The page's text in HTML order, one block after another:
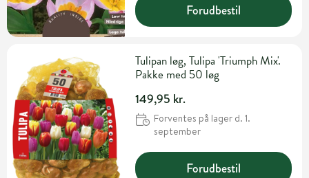
Forudbestil
Tulipan løg, Tulipa 'Triumph Mix'.
Pakke med 50 løg
149,95 kr.
Forventes på lager d. 1.
september
Forudbestil